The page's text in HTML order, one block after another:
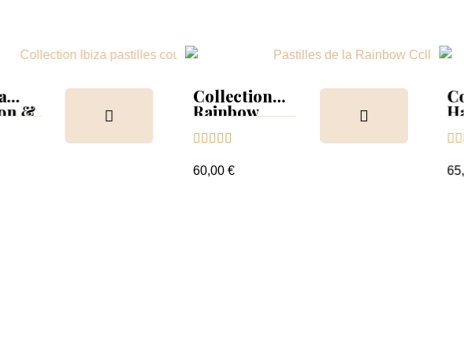
&
Collection
Rainbow
nuancier
    
60,00 €
 